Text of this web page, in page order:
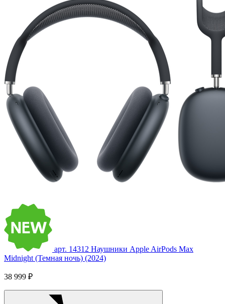
арт. 14312 Наушники Apple AirPods Max
Midnight (Темная ночь) (2024)
38 999 ₽